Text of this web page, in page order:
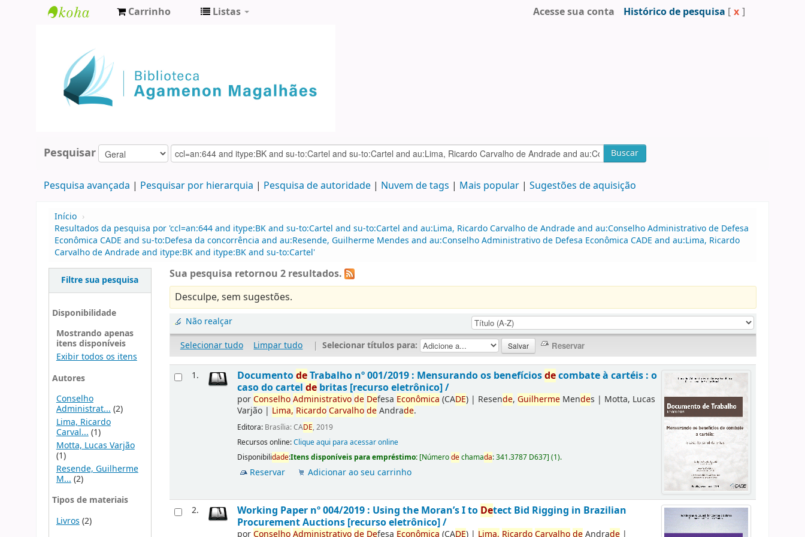
Agamenon
Magalhães
Carrinho Listas Acesse sua conta Histórico de pesquisa [ x ]
Pesquisar Buscar
Pesquisa avançada Pesquisar por hierarquia Pesquisa de autoridade Nuvem de tags Mais popular Sugestões de aquisição
Início ›
Resultados da pesquisa por 'ccl=an:644 and itype:BK and su-to:Cartel and su-to:Cartel and au:Lima, Ricardo Carvalho de Andrade and au:Conselho Administrativo de Defesa
Econômica CADE and su-to:Defesa da concorrência and au:Resende, Guilherme Mendes and au:Conselho Administrativo de Defesa Econômica CADE and au:Lima, Ricardo
Carvalho de Andrade and itype:BK and itype:BK and su-to:Cartel'
Filtre sua pesquisa
Disponibilidade
Mostrando apenas
itens disponíveis
Exibir todos os itens
Autores
Conselho
Administrat...(2)
Lima, Ricardo
Carval... (1)
Motta, Lucas Varjão
(1)
Resende, Guilherme
M... (2)
Tipos de materiais
Livros (2)
Sua pesquisa retornou 2 resultados.
Desculpe, sem sugestões.
Não realçar
Selecionar tudo
Limpar tudo | Selecionar títulos para:
1. DocumentodeTrabalho nº 001/2019 : Mensurando os benefíciosdecombate à cartéis : o
caso do cartelde britas [recurso eletrônico] /
porConselhoAdministrativode Defesa Econômica (CADE) | Resende,Guilherme Mendes | Motta, Lucas
Varjão | Lima, RicardoCarvalhodeAndrade.
Editora: Brasília: CADE, 2019
Recursos online:Clique aqui para acessar online
Disponibilidade:Itens disponíveis para empréstimo: [Númerodechamada:341.3787 D637](1).
Reservar Adicionar ao seu carrinho
2. Working Paper nº 004/2019 : Using the Moran’s I to Detect Bid Rigging in Brazilian
Procurement Auctions [recurso eletrônico] /